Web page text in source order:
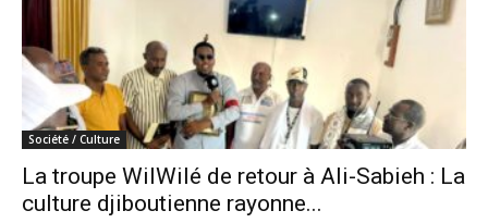
Société / Culture
La troupe WilWilé de retour à Ali-Sabieh : La
culture djiboutienne rayonne...